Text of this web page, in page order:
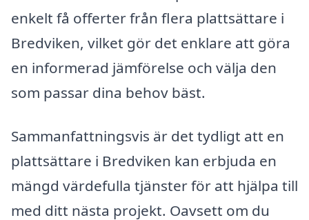
enkelt få offerter från flera plattsättare i
Bredviken, vilket gör det enklare att göra
en informerad jämförelse och välja den
som passar dina behov bäst.
Sammanfattningsvis är det tydligt att en
plattsättare i Bredviken kan erbjuda en
mängd värdefulla tjänster för att hjälpa till
med ditt nästa projekt. Oavsett om du